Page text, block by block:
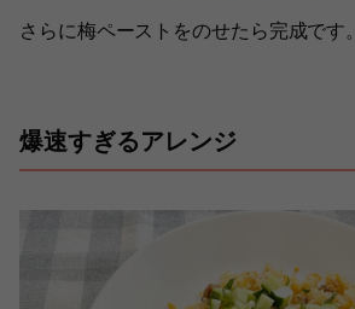
さらに梅ペーストをのせたら完成です。
爆速すぎるアレンジ